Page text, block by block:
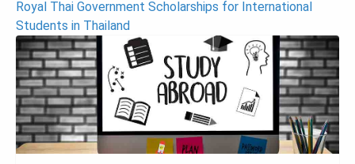
Royal Thai Government Scholarships for International
Students in Thailand